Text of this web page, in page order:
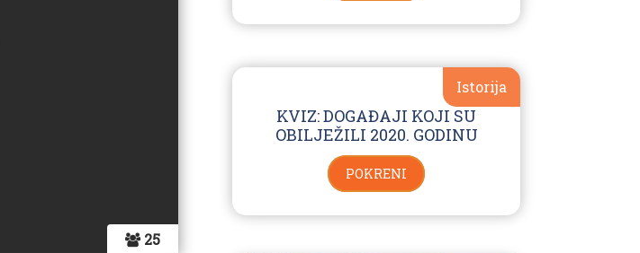
25
Istorija
KVIZ: DOGAĐAJI KOJI SU
OBILJEŽILI 2020. GODINU
POKRENI